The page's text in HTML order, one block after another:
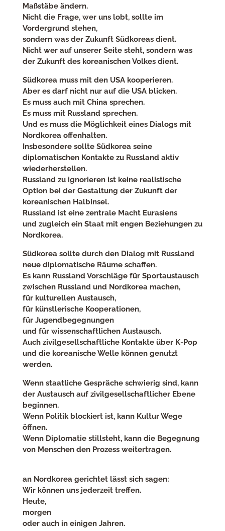
Maßstäbe ändern.
Nicht die Frage, wer uns lobt, sollte im
Vordergrund stehen,
sondern was der Zukunft Südkoreas dient.
Nicht wer auf unserer Seite steht, sondern was
der Zukunft des koreanischen Volkes dient.
Südkorea muss mit den USA kooperieren.
Aber es darf nicht nur auf die USA blicken.
Es muss auch mit China sprechen.
Es muss mit Russland sprechen.
Und es muss die Möglichkeit eines Dialogs mit
Nordkorea offenhalten.
Insbesondere sollte Südkorea seine
diplomatischen Kontakte zu Russland aktiv
wiederherstellen.
Russland zu ignorieren ist keine realistische
Option bei der Gestaltung der Zukunft der
koreanischen Halbinsel.
Russland ist eine zentrale Macht Eurasiens
und zugleich ein Staat mit engen Beziehungen zu
Nordkorea.
Südkorea sollte durch den Dialog mit Russland
neue diplomatische Räume schaffen.
Es kann Russland Vorschläge für Sportaustausch
zwischen Russland und Nordkorea machen,
für kulturellen Austausch,
für künstlerische Kooperationen,
für Jugendbegegnungen
und für wissenschaftlichen Austausch.
Auch zivilgesellschaftliche Kontakte über K-Pop
und die koreanische Welle können genutzt
werden.
Wenn staatliche Gespräche schwierig sind, kann
der Austausch auf zivilgesellschaftlicher Ebene
beginnen.
Wenn Politik blockiert ist, kann Kultur Wege
öffnen.
Wenn Diplomatie stillsteht, kann die Begegnung
von Menschen den Prozess weitertragen.
an Nordkorea gerichtet lässt sich sagen:
Wir können uns jederzeit treffen.
Heute,
morgen
oder auch in einigen Jahren.